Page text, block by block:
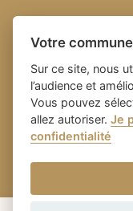
Place du village
et appli des
-
Votre
Sur ce site, nous
l’audience et
Vous pouvez
allez autoriser.Je
confidentialité